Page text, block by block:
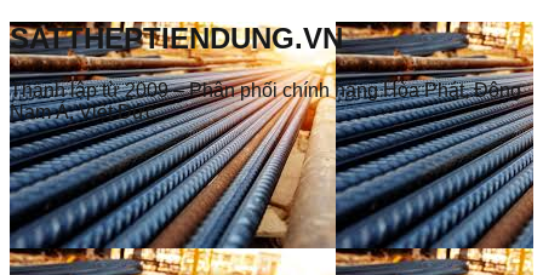
SATTHEPTIENDUNG.VN
Thành lập từ 2009 – Phân phối chính hãng Hòa Phát, Đông
Nam Á, Việt Đức